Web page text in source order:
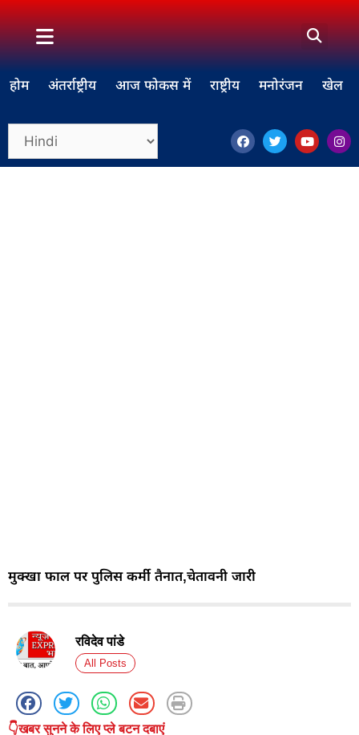
होम अंतर्राष्ट्रीय आज फोकस में राष्ट्रीय मनोरंजन खेल
मुक्खा फाल पर पुलिस कर्मी तैनात,चेतावनी जारी
रविदेव पांडे
All Posts
👇खबर सुनने के लिए प्ले बटन दबाएं